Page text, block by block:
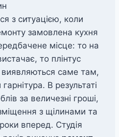
з ситуацією, коли
замовлена кухня
місце: то на
то плінтус
саме там,
В результаті
за величезні гроші,
з щілинами та
вперед. Студія